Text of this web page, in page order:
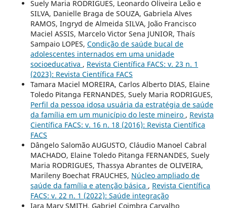
Suely Maria RODRIGUES, Leonardo Oliveira Leão e
SILVA, Danielle Braga de SOUZA, Gabriela Alves
RAMOS, Ingryd de Almeida SILVA, João Francisco
Maciel ASSIS, Marcelo Victor Sena JUNIOR, Thaís
Sampaio LOPES, Condição de saúde bucal de
adolescentes internados em uma unidade
socioeducativa , Revista Científica FACS: v. 23 n. 1
(2023): Revista Científica FACS
Tamara Maciel MOREIRA, Carlos Alberto DIAS, Elaine
Toledo Pitanga FERNANDES, Suely Maria RODRIGUES,
Perfil da pessoa idosa usuária da estratégia de saúde
da família em um município do leste mineiro , Revista
Científica FACS: v. 16 n. 18 (2016): Revista Científica
FACS
Dângelo Salomão AUGUSTO, Cláudio Manoel Cabral
MACHADO, Elaine Toledo Pitanga FERNANDES, Suely
Maria RODRIGUES, Thassya Abrantes de OLIVEIRA,
Marileny Boechat FRAUCHES, Núcleo ampliado de
saúde da família e atenção básica , Revista Científica
FACS: v. 22 n. 1 (2022): Saúde integração
Iara Mary SMITH, Gabriel Coimbra Carvalho